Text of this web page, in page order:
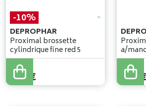
-10%
DEPROPHAR
Proximal brossette
cylindrique fine red 5
3,19€
2,87 € 2,91